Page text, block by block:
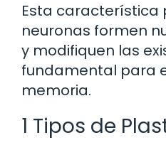
Esta característica
neuronas formen
y modifiquen las
fundamental para
memoria.
1 Tipos de